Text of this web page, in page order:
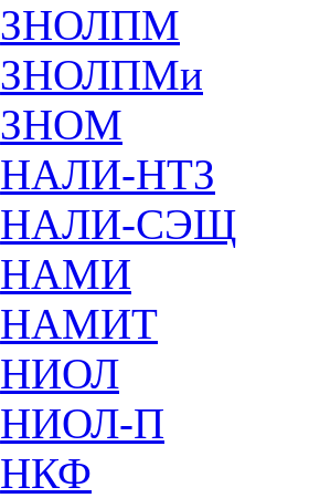
ЗНОЛПМ
ЗНОЛПМи
ЗНОМ
НАЛИ-НТЗ
НАЛИ-СЭЩ
НАМИ
НАМИТ
НИОЛ
НИОЛ-П
НКФ